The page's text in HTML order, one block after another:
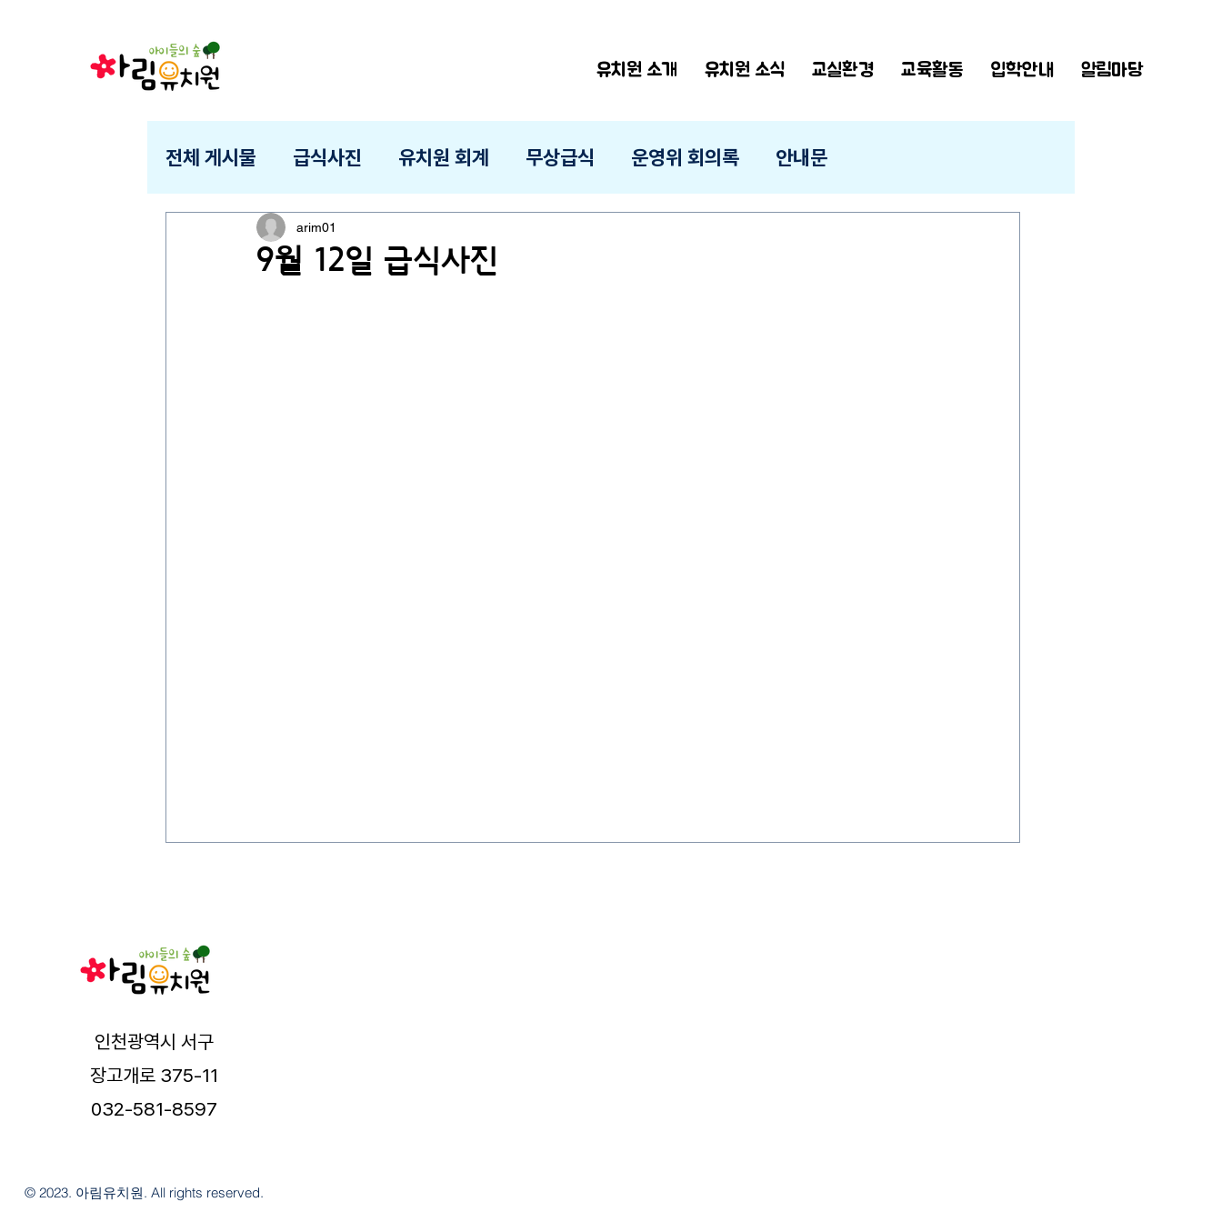
유치원 소개 유치원 소식 교실환경 교육활동 입학안내 알림마당
전체 게시물 급식사진 유치원 회계 무상급식 운영위 회의록 안내문
9월 12일 급식사진
arim01
인천광역시 서구
장고개로 375-11
032-581-8597
© 2023. 아림유치원. All rights reserved.